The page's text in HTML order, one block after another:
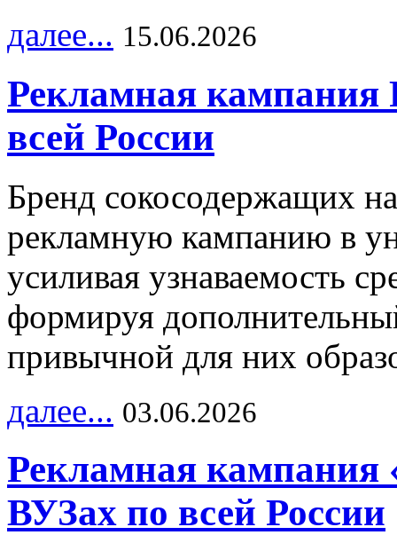
далее... 15.06.2026
Рекламная
всей России
Бренд сокосодержащих
рекламную кампанию в
усиливая узнаваемость
формируя
привычной для них
далее... 03.06.2026
Рекламная кампания
ВУЗах по всей России